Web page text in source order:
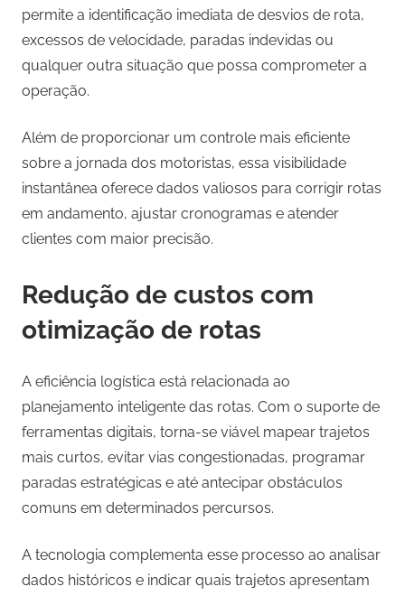
permite a identificação imediata de desvios de rota,
excessos de velocidade, paradas indevidas ou
qualquer outra situação que possa comprometer a
operação.
Além de proporcionar um controle mais eficiente
sobre a jornada dos motoristas, essa visibilidade
instantânea oferece dados valiosos para corrigir rotas
em andamento, ajustar cronogramas e atender
clientes com maior precisão.
Redução de custos com
otimização de rotas
A eficiência logística está relacionada ao
planejamento inteligente das rotas. Com o suporte de
ferramentas digitais, torna-se viável mapear trajetos
mais curtos, evitar vias congestionadas, programar
paradas estratégicas e até antecipar obstáculos
comuns em determinados percursos.
A tecnologia complementa esse processo ao analisar
dados históricos e indicar quais trajetos apresentam